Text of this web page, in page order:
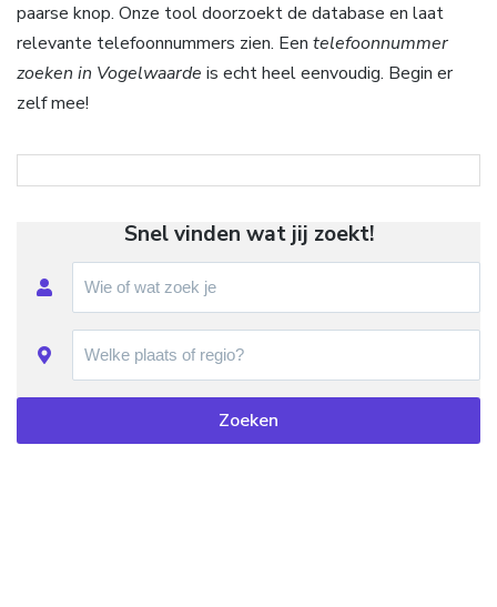
paarse knop. Onze tool doorzoekt de database en laat
relevante telefoonnummers zien. Een telefoonnummer
zoeken in Vogelwaarde is echt heel eenvoudig. Begin er
zelf mee!
Snel vinden wat jij zoekt!